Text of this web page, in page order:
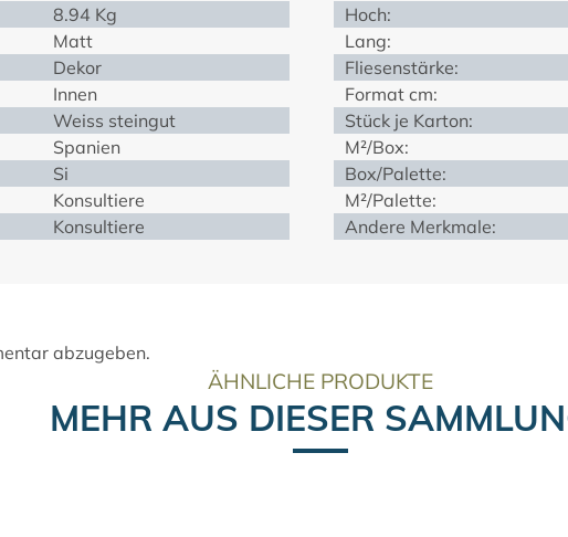
8.94 Kg
Matt
Dekor
Innen
Weiss steingut
Spanien
Si
Konsultiere
Konsultiere
Hoch:
Lang:
Fliesenstärke:
Format cm:
Stück je Karton:
M²/Box:
Box/Palette:
M²/Palette:
Andere Merkmale:
abzugeben.
ÄHNLICHE PRODUKTE
MEHR AUS DIESER